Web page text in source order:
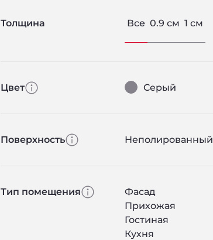
Толщина Все 0.9 см 1 см
Цвет Серый
Поверхность Неполированный
Тип помещения Фасад
Прихожая
Гостиная
Кухня